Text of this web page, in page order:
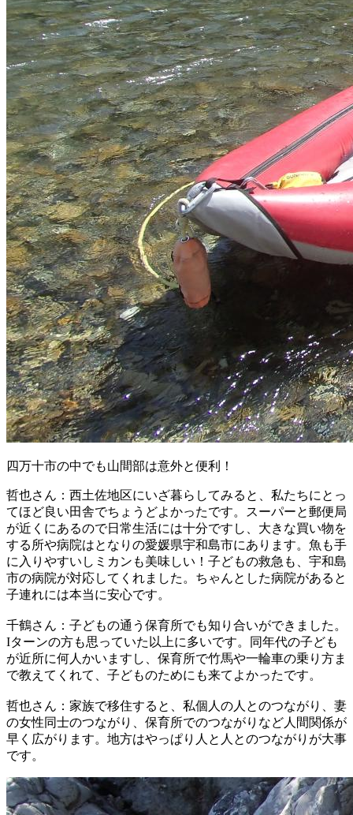
四万十市の中でも山間部は意外と便利！
哲也さん：西土佐地区にいざ暮らしてみると、私たちにとっ
てほど良い田舎でちょうどよかったです。スーパーと郵便局
が近くにあるので日常生活には十分ですし、大きな買い物を
する所や病院はとなりの愛媛県宇和島市にあります。魚も手
に入りやすいしミカンも美味しい！子どもの救急も、宇和島
市の病院が対応してくれました。ちゃんとした病院があると
子連れには本当に安心です。
千鶴さん：子どもの通う保育所でも知り合いができました。
Iターンの方も思っていた以上に多いです。同年代の子ども
が近所に何人かいますし、保育所で竹馬や一輪車の乗り方ま
で教えてくれて、子どものためにも来てよかったです。
哲也さん：家族で移住すると、私個人の人とのつながり、妻
の女性同士のつながり、保育所でのつながりなど人間関係が
早く広がります。地方はやっぱり人と人とのつながりが大事
です。